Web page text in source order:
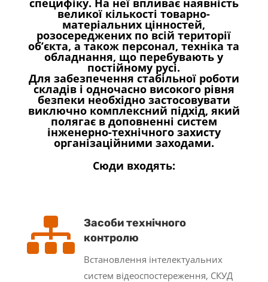
специфіку. На неї впливає наявність
великої кількості товарно-
матеріальних цінностей,
розосереджених по всій території
об’єкта, а також персонал, техніка та
обладнання, що перебувають у
постійному русі.
Для забезпечення стабільної роботи
складів і одночасно високого рівня
безпеки необхідно застосовувати
виключно комплексний підхід, який
полягає в доповненні систем
інженерно-технічного захисту
організаційними заходами.
Сюди входять:

Засоби технічного
контролю
Встановлення інтелектуальних
систем відеоспостереження, СКУД